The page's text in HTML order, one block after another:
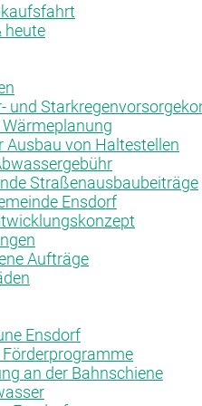
heute
und
Ausbau von Haltestellen
Straßenausbaubeiträge
Ensdorf
Aufträge
Ensdorf
an der Bahnschiene